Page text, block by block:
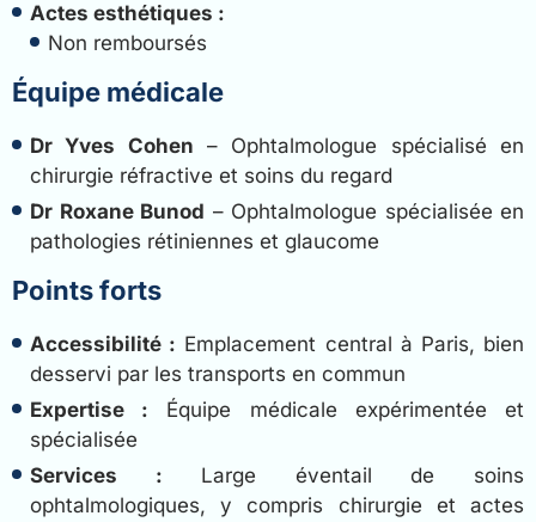
Actes esthétiques :
Non remboursés
Équipe médicale
Dr Yves Cohen – Ophtalmologue spécialisé en
chirurgie réfractive et soins du regard
Dr Roxane Bunod – Ophtalmologue spécialisée en
pathologies rétiniennes et glaucome
Points forts
Accessibilité : Emplacement central à Paris, bien
desservi par les transports en commun
Expertise : Équipe médicale expérimentée et
spécialisée
Services : Large éventail de soins
ophtalmologiques, y compris chirurgie et actes